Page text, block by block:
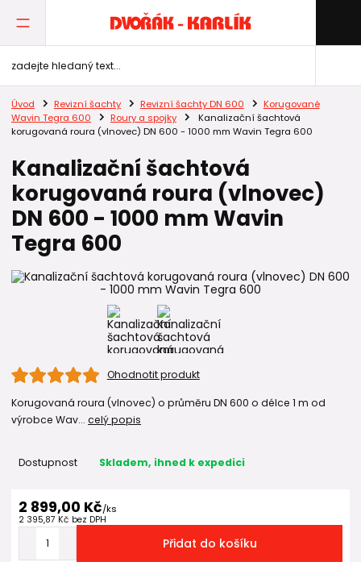
Úvod Revizní šachty Revizní šachty DN 600
Korugované
Wavin Tegra 600
Roury a spojky
Kanalizační šachtová
korugovaná roura (vlnovec) DN 600 - 1000 mm Wavin Tegra 600
Kanalizační šachtová
korugovaná roura (vlnovec)
DN 600 - 1000 mm Wavin
Tegra 600
Ohodnotit produkt
Korugovaná roura (vlnovec) o průměru DN 600 o délce 1 m od
výrobce Wav... celý popis
Dostupnost Skladem, ihned k expedici
2 899,00 Kč/ks
2 395,87 Kč bez DPH
Přidat do košíku